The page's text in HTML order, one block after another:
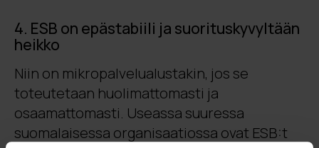
4. ESB on epästabiili ja suorituskyvyltään
heikko
Niin on mikropalvelualustakin, jos se
toteutetaan huolimattomasti ja
osaamattomasti. Useassa suuressa
suomalaisessa organisaatiossa ovat ESB:t